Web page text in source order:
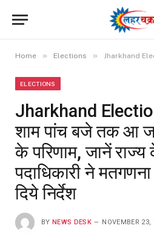
Home » Elections » Jharkhand Election Counting: शाम पांच बजे तक आ
ELECTIONS
Jharkhand
शाम पांच बजे तक आ
के परिणाम, जानें राज्य
पदाधिकारी ने
दिये निर्देश
BY NEWS DESK NOVEMBER 23,